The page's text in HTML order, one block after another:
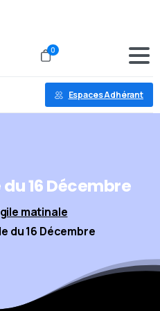
0
Espaces Adhérant
du16Décembre
matinale
du 16 Décembre